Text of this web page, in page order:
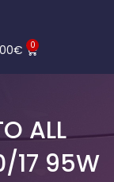
€ 0
ALL
17 95W